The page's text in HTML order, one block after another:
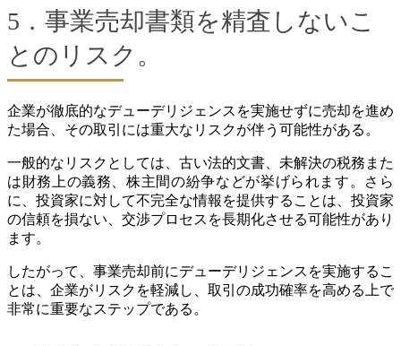
5．事業売却書類を精査しないこ
とのリスク。
企業が徹底的なデューデリジェンスを実施せずに売却を進め
た場合、その取引には重大なリスクが伴う可能性がある。
一般的なリスクとしては、古い法的文書、未解決の税務また
は財務上の義務、株主間の紛争などが挙げられます。さら
に、投資家に対して不完全な情報を提供することは、投資家
の信頼を損ない、交渉プロセスを長期化させる可能性があり
ます。
したがって、事業売却前にデューデリジェンスを実施するこ
とは、企業がリスクを軽減し、取引の成功確率を高める上で
非常に重要なステップである。